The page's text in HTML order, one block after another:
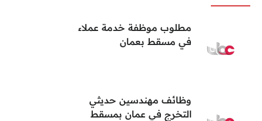
مطلوب موظفة خدمة عملاء
في مسقط بعمان
وظائف مهندسين حديثي
التخرج في عمان بمسقط